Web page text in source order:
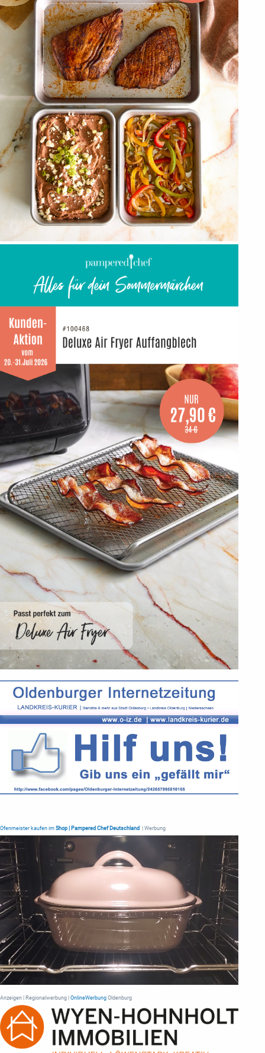
Ofenmeister kaufen im Shop | Pampered Chef Deutschland | Werbung
Anzeigen | Regionalwerbung | OnlineWerbung Oldenburg